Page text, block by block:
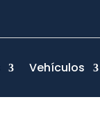
Vehículos